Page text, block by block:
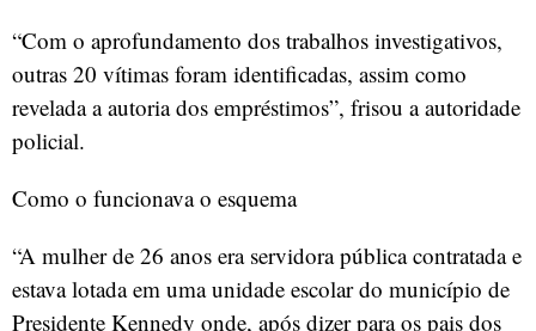
“Com o aprofundamento dos trabalhos investigativos,
outras 20 vítimas foram identificadas, assim como
revelada a autoria dos empréstimos”, frisou a autoridade
policial.
Como o funcionava o esquema
“A mulher de 26 anos era servidora pública contratada e
estava lotada em uma unidade escolar do município de
Presidente Kennedy onde, após dizer para os pais dos